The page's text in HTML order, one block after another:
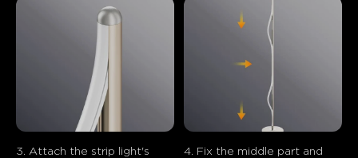
3. Attach the strip light's
4. Fix the middle part and